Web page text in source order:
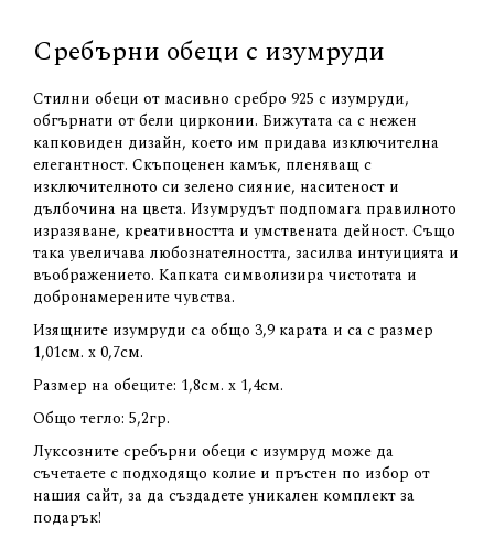
Сребърни обеци с изумруди
Стилни обеци от масивно сребро 925 с изумруди,
обгърнати от бели цирконии. Бижутата са с нежен
капковиден дизайн, което им придава изключителна
елегантност. Скъпоценен камък, пленяващ с
изключителното си зелено сияние, наситеност и
дълбочина на цвета. Изумрудът подпомага правилното
изразяване, креативността и умствената дейност. Също
така увеличава любознателността, засилва интуицията и
въображението. Капката символизира чистотата и
добронамерените чувства.
Изящните изумруди са общо 3,9 карата и са с размер
1,01см. х 0,7см.
Размер на обеците: 1,8см. х 1,4см.
Общо тегло: 5,2гр.
Луксозните сребърни обеци с изумруд може да
съчетаете с подходящо колие и пръстен по избор от
нашия сайт, за да създадете уникален комплект за
подарък!